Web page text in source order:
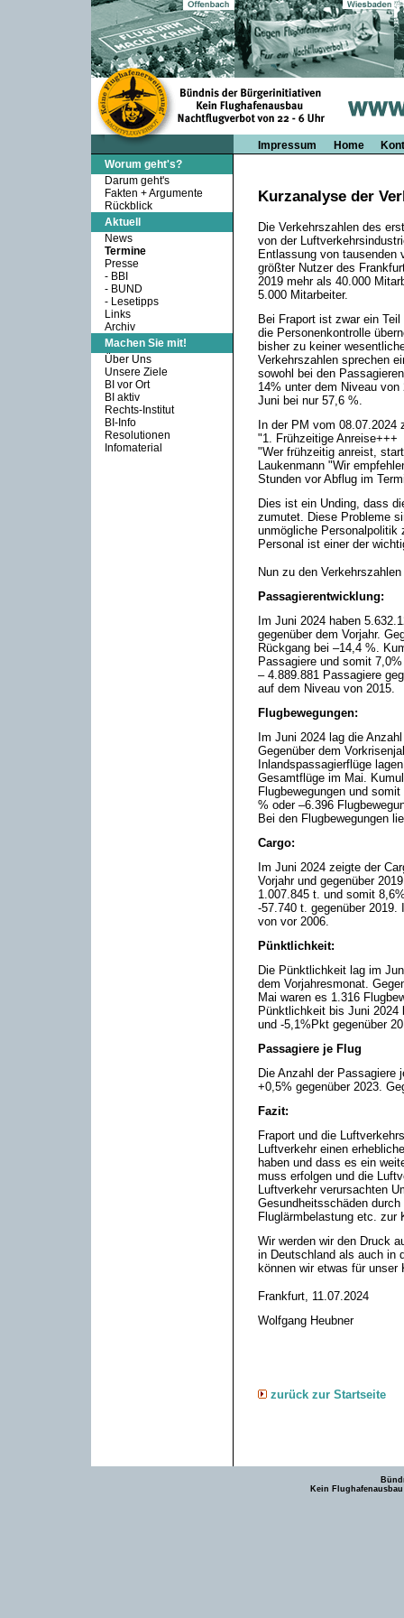
Impressum Home
Worum geht's?
Darum geht's
Fakten + Argumente
Rückblick
Aktuell
News
Termine
Presse
- BBI
- BUND
- Lesetipps
Links
Archiv
Machen Sie mit!
Über Uns
Unsere Ziele
BI vor Ort
BI aktiv
Rechts-Institut
BI-Info
Resolutionen
Infomaterial
Kurzanalyse der
Die Verkehrszahlen des
von der
Entlassung von tausenden
größter Nutzer des
2019 mehr als 40.000
5.000 Mitarbeiter.
Bei Fraport ist zwar ein
die Personenkontrolle
bisher zu keiner
Verkehrszahlen sprechen
sowohl bei den
14% unter dem Niveau
Juni bei nur 57,6 %.
In der PM vom 08.07.2024
"1. Frühzeitige Anreise+++
"Wer frühzeitig anreist,
Laukenmann "Wir
Stunden vor Abflug im
Dies ist ein Unding, dass
zumutet. Diese Probleme
unmögliche Personalpolitik
Personal ist einer der
Nun zu den
Passagierentwicklung:
Im Juni 2024 haben
gegenüber dem Vorjahr.
Rückgang bei –14,4 %.
Passagiere und somit
– 4.889.881 Passagiere
auf dem Niveau von 2015.
Flugbewegungen:
Im Juni 2024 lag die
Gegenüber dem
Inlandspassagierflüge
Gesamtflüge im Mai.
Flugbewegungen und
% oder –6.396
Bei den Flugbewegungen
Cargo:
Im Juni 2024 zeigte der
Vorjahr und gegenüber
1.007.845 t. und somit
-57.740 t. gegenüber 2019.
von vor 2006.
Pünktlichkeit:
Die Pünktlichkeit lag im
dem Vorjahresmonat.
Mai waren es 1.316
Pünktlichkeit bis Juni 2024
und -5,1%Pkt gegenüber
Passagiere je Flug
Die Anzahl der Passagiere
+0,5% gegenüber 2023.
Fazit:
Fraport und die
Luftverkehr einen
haben und dass es ein
muss erfolgen und die
Luftverkehr verursachten
Gesundheitsschäden
Fluglärmbelastung etc. zur
Wir werden wir den Druck
in Deutschland als auch in
können wir etwas für unser
Frankfurt, 11.07.2024
Wolfgang Heubner
zurück zur Startseite
Kein